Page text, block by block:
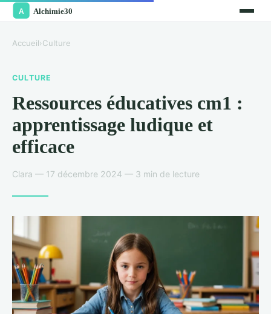
Accueil›Culture
CULTURE
Ressources éducatives cm1 :
apprentissage ludique et
efficace
Clara — 17 décembre 2024 — 3 min de lecture